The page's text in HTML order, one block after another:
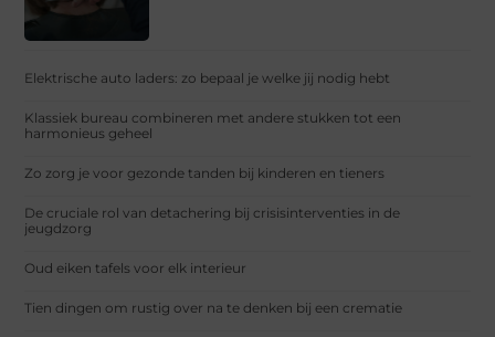
Elektrische auto laders: zo bepaal je welke jij nodig hebt
Klassiek bureau combineren met andere stukken tot een
harmonieus geheel
Zo zorg je voor gezonde tanden bij kinderen en tieners
De cruciale rol van detachering bij crisisinterventies in de
jeugdzorg
Oud eiken tafels voor elk interieur
Tien dingen om rustig over na te denken bij een crematie